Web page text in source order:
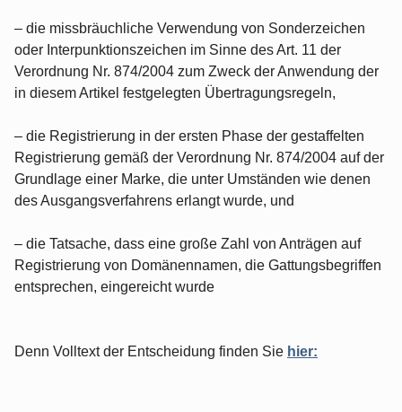
– die missbräuchliche Verwendung von Sonderzeichen
oder Interpunktionszeichen im Sinne des Art. 11 der
Verordnung Nr. 874/2004 zum Zweck der Anwendung der
in diesem Artikel festgelegten Übertragungsregeln,
– die Registrierung in der ersten Phase der gestaffelten
Registrierung gemäß der Verordnung Nr. 874/2004 auf der
Grundlage einer Marke, die unter Umständen wie denen
des Ausgangsverfahrens erlangt wurde, und
– die Tatsache, dass eine große Zahl von Anträgen auf
Registrierung von Domänennamen, die Gattungsbegriffen
entsprechen, eingereicht wurde
Denn Volltext der Entscheidung finden Sie hier: